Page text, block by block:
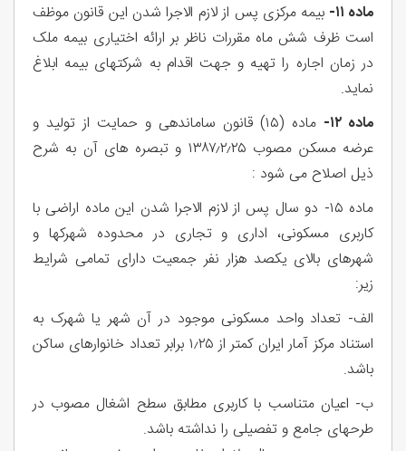
ماده ۱۱-
بیمه مرکزی پس از لازم الاجرا شدن این قانون موظف
است ظرف شش ماه مقررات ناظر بر ارائه اختیاری بیمه ملک
در زمان اجاره را تهیه و جهت اقدام به شرکتهای بیمه ابلاغ
نماید.
ماده ۱۲-
ماده (۱۵) قانون ساماندهی و حمایت از تولید و
عرضه مسکن مصوب ۱۳۸۷٫۲٫۲۵ و تبصره های آن به شرح
ذیل اصلاح می شود :
ماده ۱۵- دو سال پس از لازم الاجرا شدن این ماده اراضی با
کاربری مسکونی، اداری و تجاری در محدوده شهرکها و
شهرهای بالای یکصد هزار نفر جمعیت دارای تمامی شرایط
زیر:
الف- تعداد واحد مسکونی موجود در آن شهر یا شهرک به
استناد مرکز آمار ایران کمتر از ۱٫۲۵ برابر تعداد خانوارهای ساکن
باشد.
ب- اعيان متناسب با کاربری مطابق سطح اشغال مصوب در
طرحهای جامع و تفصیلی را نداشته باشد.